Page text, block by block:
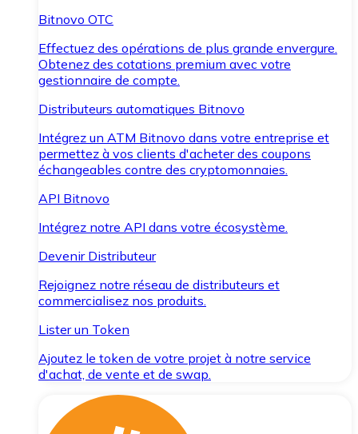
Bitnovo OTC
Effectuez des opérations de plus grande envergure.
Obtenez des cotations premium avec votre
gestionnaire de compte.
Distributeurs automatiques Bitnovo
Intégrez un ATM Bitnovo dans votre entreprise et
permettez à vos clients d'acheter des coupons
échangeables contre des cryptomonnaies.
API Bitnovo
Intégrez notre API dans votre écosystème.
Devenir Distributeur
Rejoignez notre réseau de distributeurs et
commercialisez nos produits.
Lister un Token
Ajoutez le token de votre projet à notre service
d'achat, de vente et de swap.